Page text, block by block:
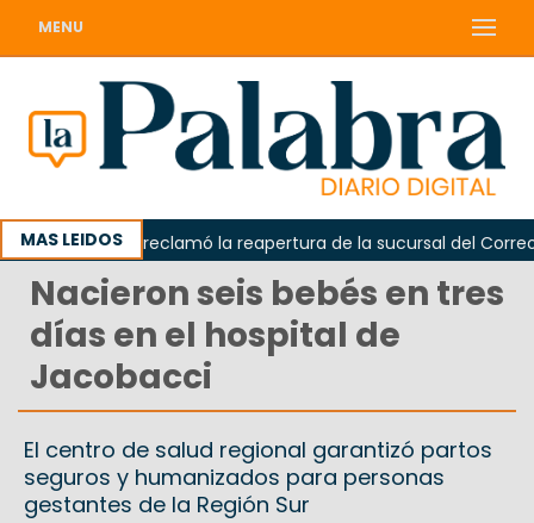
MENU
MAS LEIDOS
Odarda reclamó la reapertura de la sucursal del Correo
Nacieron seis bebés en tres
días en el hospital de
Jacobacci
El centro de salud regional garantizó partos
seguros y humanizados para personas
gestantes de la Región Sur